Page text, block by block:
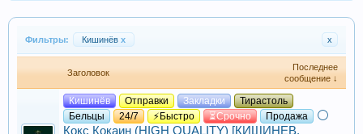
Фильтры: Кишинёв x x
Заголовок
Последнее
сообщение ↓
Кишинёв Отправки Закладки
Тирастоль
Бельцы
24/7 ⚡Быстро ⏳Срочно Продажа
⚪
Кокс Кокаин (HIGH QUALITY) [КИШИНЕВ.